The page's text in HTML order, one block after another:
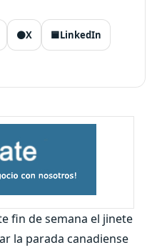
⚫X 🟦LinkedIn
fin de semana el jinete
la parada canadiense